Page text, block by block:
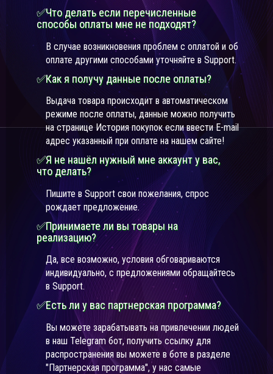
✅Что делать если перечисленные
способы оплаты мне не подходят?
В случае возникновения проблем с оплатой и об
оплате другими способами уточняйте в Support.
✅Как я получу данные после оплаты?
Выдача товара происходит в автоматическом
режиме после оплаты, данные можно получить
на странице История покупок если ввести E-mail
адрес указанный при оплате на нашем сайте!
✅Я не нашёл нужный мне аккаунт у вас,
что делать?
Пишите в Support свои пожелания, спрос
рождает предложение.
✅Принимаете ли вы товары на
реализацию?
Да, все возможно, условия обговариваются
индивидуально, с предложениями обращайтесь
в Support.
✅Есть ли у вас партнерская программа?
Вы можете зарабатывать на привлечении людей
в наш Telegram бот, получить ссылку для
распространения вы можете в боте в разделе
"Партнерская программа", у нас самые